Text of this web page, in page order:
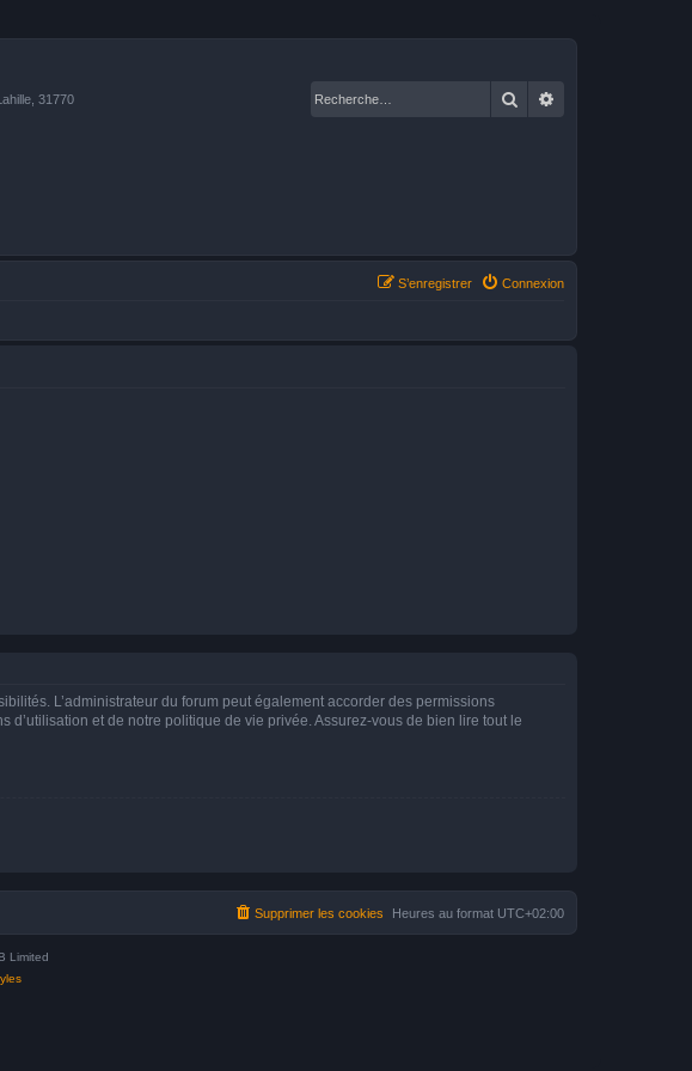
31770
Rechercher
Connexion
S’enregistrer
L’administrateur du forum peut également accorder des permissions
et de notre politique de vie privée. Assurez-vous de bien lire tout le
Heures au format UTC+02:00
Supprimer les cookies
Limited